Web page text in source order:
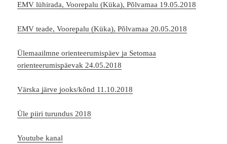
EMV lühirada, Voorepalu (Küka), Põlvamaa 19.05.2018
EMV teade, Voorepalu (Küka), Põlvamaa 20.05.2018
Ülemaailmne orienteerumispäev ja Setomaa
orienteerumispäevak 24.05.2018
Värska järve jooks/kõnd 11.10.2018
Üle piiri turundus 2018
Youtube kanal